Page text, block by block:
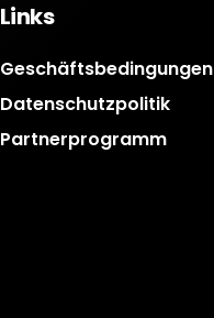
Links
Geschäftsbedingungen
Datenschutzpolitik
Partnerprogramm